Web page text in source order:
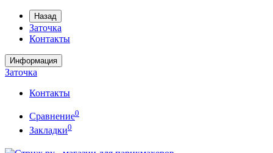
Назад
Заточка
Контакты
Информация
Заточка
Контакты
Сравнение0
Закладки0